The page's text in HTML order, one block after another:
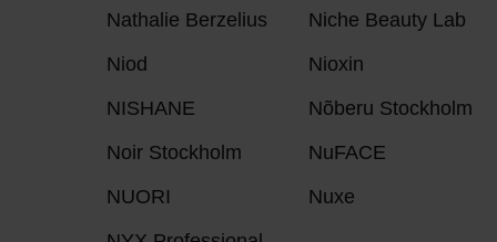
Nathalie Berzelius
Niche Beauty Lab
Niod
Nioxin
NISHANE
Nõberu Stockholm
Noir Stockholm
NuFACE
NUORI
Nuxe